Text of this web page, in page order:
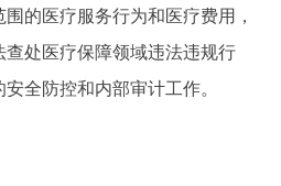
的医疗服务行为和医疗费用，
处医疗保障领域违法违规行
全防控和内部审计工作。